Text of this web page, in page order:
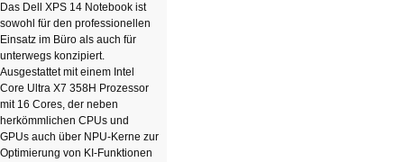
Das Dell XPS 14 Notebook ist
sowohl für den professionellen
Einsatz im Büro als auch für
unterwegs konzipiert.
Ausgestattet mit einem Intel
Core Ultra X7 358H Prozessor
mit 16 Cores, der neben
herkömmlichen CPUs und
GPUs auch über NPU-Kerne zur
Optimierung von KI-Funktionen